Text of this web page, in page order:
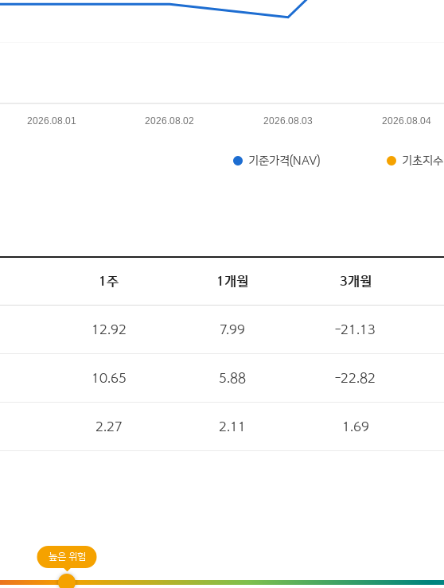
기준가격(NAV) 기초지수
1주 1개월 3개월
12.92 7.99 -21.13
10.65 5.88 -22.82
2.27 2.11 1.69
높은 위험